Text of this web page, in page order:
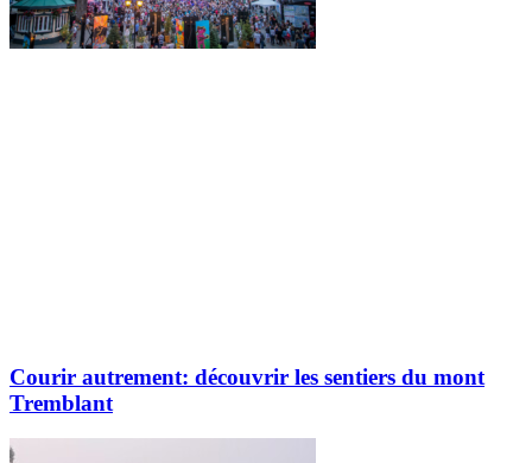
Courir autrement: découvrir les sentiers du mont
Tremblant